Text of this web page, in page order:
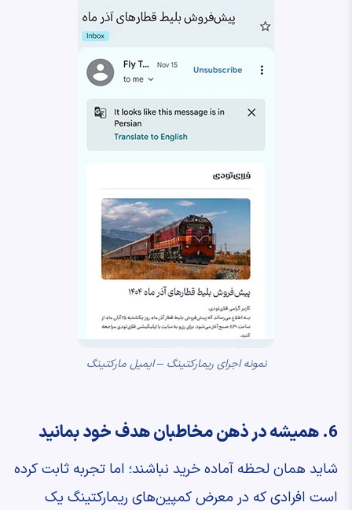
نمونه اجرای ریمارکتینگ – ایمیل مارکتینگ
6. همیشه در ذهن مخاطبان هدف خود بمانید
شاید همان لحظه آماده خرید نباشند؛ اما تجربه ثابت کرده
است افرادی که در معرض کمپین‌های ریمارکتینگ یک